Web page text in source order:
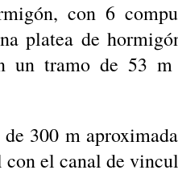
con 6
platea de
un tramo de 53 m
de 300 m
el canal de